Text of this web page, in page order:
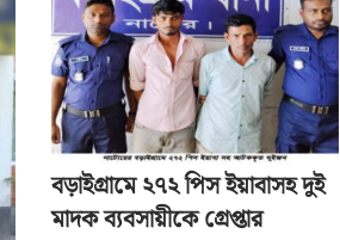
বড়াইগ্রামে ২৭২ পিস ইয়াবাসহ দুই
মাদক ব্যবসায়ীকে গ্রেপ্তার